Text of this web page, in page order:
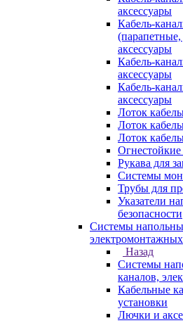
аксессуары
Кабель-
аксессуары
Кабель-
аксессуары
Кабель-
аксессуары
Лоток
Лоток
Лоток
Рукава для
Системы
Трубы для
Указатели
безопасности
Системы
Назад
Системы
каналов,
Кабельные
установки
Лючки и